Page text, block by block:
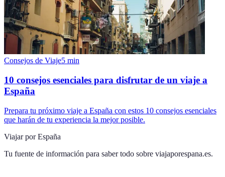
Consejos de Viaje5 min
10 consejos esenciales para disfrutar de un viaje a
España
Prepara tu próximo viaje a España con estos 10 consejos esenciales
que harán de tu experiencia la mejor posible.
Viajar por España
Tu fuente de información para saber todo sobre viajaporespana.es.